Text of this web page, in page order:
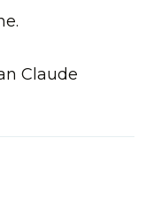
Claude